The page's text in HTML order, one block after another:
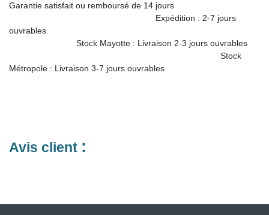
Garantie satisfait ou remboursé de 14 jours
Expédition : 2-7 jours ouvrables
Stock Mayotte : Livraison
2-3 jours ouvrables